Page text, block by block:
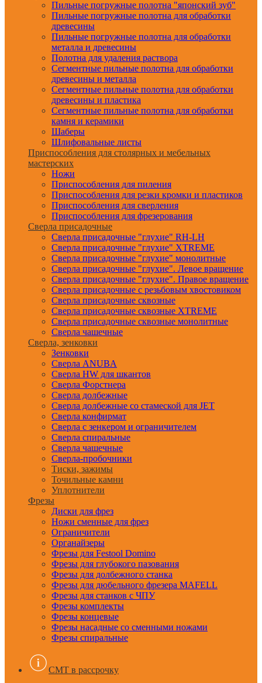
Пильные погружные полотна "японский зуб"
Пильные погружные полотна для обработки
древесины
Пильные погружные полотна для обработки
металла и древесины
Полотна для удаления раствора
Сегментные пильные полотна для обработки
древесины и металла
Сегментные пильные полотна для обработки
древесины и пластика
Сегментные пильные полотна для обработки
камня и керамики
Шаберы
Шлифовальные листы
Приспособления для столярных и мебельных
мастерских
Ножи
Приспособления для пиления
Приспособления для резки кромки и пластиков
Приспособления для сверления
Приспособления для фрезерования
Сверла присадочные
Сверла присадочные "глухие" RH-LH
Сверла присадочные "глухие" XTREME
Сверла присадочные "глухие" монолитные
Сверла присадочные "глухие". Левое вращение
Сверла присадочные "глухие". Правое вращение
Сверла присадочные с резьбовым хвостовиком
Сверла присадочные сквозные
Сверла присадочные сквозные XTREME
Сверла присадочные сквозные монолитные
Сверла чашечные
Сверла, зенковки
Зенковки
Сверла ANUBA
Сверла HW для шкантов
Сверла Форстнера
Сверла долбежные
Сверла долбежные со стамеской для JET
Сверла конфирмат
Сверла с зенкером и ограничителем
Сверла спиральные
Сверла чашечные
Сверла-пробочники
Тиски, зажимы
Точильные камни
Уплотнители
Фрезы
Диски для фрез
Ножи сменные для фрез
Ограничители
Органайзеры
Фрезы для Festool Domino
Фрезы для глубокого пазования
Фрезы для долбежного станка
Фрезы для дюбельного фрезера MAFELL
Фрезы для станков с ЧПУ
Фрезы комплекты
Фрезы концевые
Фрезы насадные со сменными ножами
Фрезы спиральные
CMT в рассрочку